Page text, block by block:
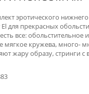
эротического нижнего
для прекрасных
все: обольстительное и
мягкое кружева, много-
жару образу, стринги с